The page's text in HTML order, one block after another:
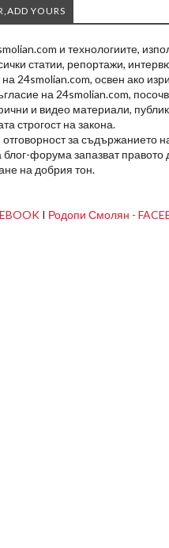
YOURS
и технологиите,
статии, репортажи,
на 24smolian.com, освен ако
на 24smolian.com,
и видео материали,
строгост на закона.
за съдържанието
форума запазват правото
на добрия тон.
I Родопи Смолян -